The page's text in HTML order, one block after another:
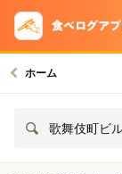
ホーム
歌舞伎町ビ